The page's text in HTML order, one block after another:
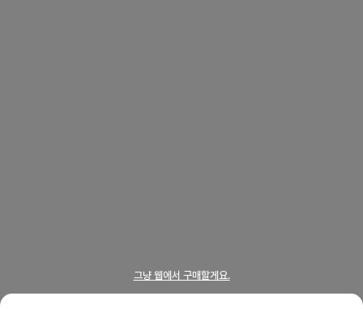
그냥 웹에서 구매할게요.